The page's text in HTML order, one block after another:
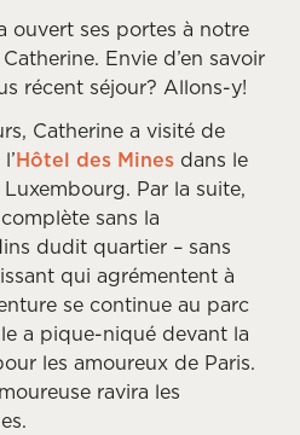
ouvert ses portes à notre
Envie d’en savoir
récent séjour? Allons-y!
Catherine a visité de
Hôtel des Mines dans le
Par la suite,
sans la
dudit quartier – sans
qui agrémentent à
se continue au parc
a pique-niqué devant la
les amoureux de Paris.
ravira les